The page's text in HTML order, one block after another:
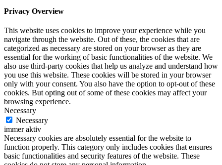
Privacy Overview
This website uses cookies to improve your experience while you
navigate through the website. Out of these, the cookies that are
categorized as necessary are stored on your browser as they are
essential for the working of basic functionalities of the website. We
also use third-party cookies that help us analyze and understand how
you use this website. These cookies will be stored in your browser
only with your consent. You also have the option to opt-out of these
cookies. But opting out of some of these cookies may affect your
browsing experience.
Necessary
Necessary
immer aktiv
Necessary cookies are absolutely essential for the website to
function properly. This category only includes cookies that ensures
basic functionalities and security features of the website. These